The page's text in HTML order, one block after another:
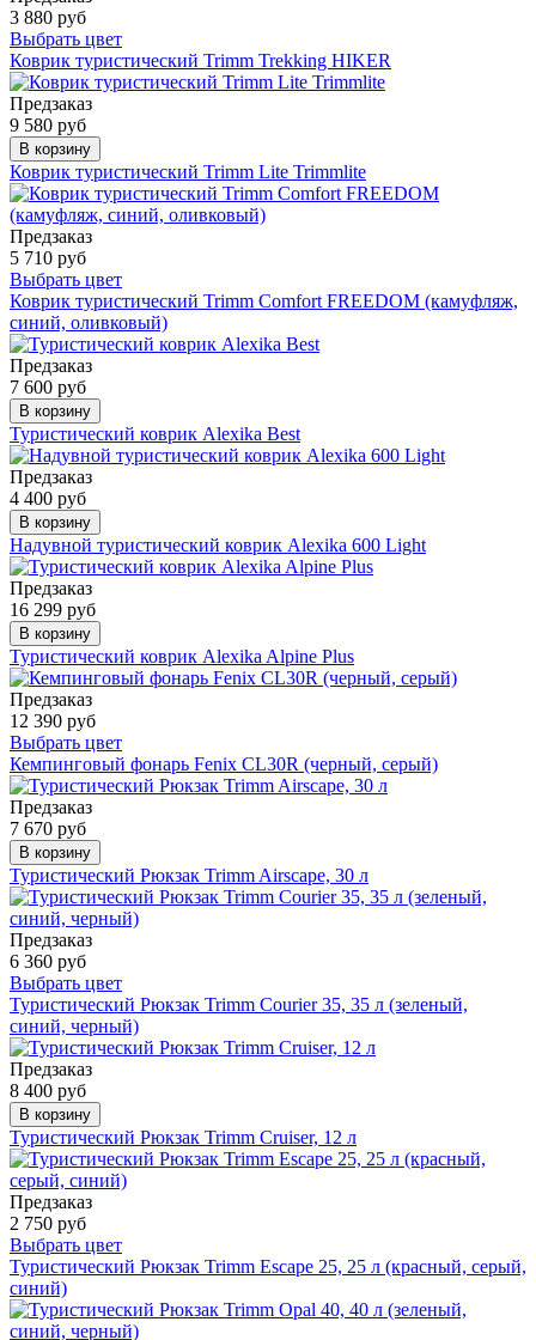
3 880 руб
Выбрать цвет
Коврик туристический Trimm Trekking HIKER
Предзаказ
9 580 руб
В корзину
Коврик туристический Trimm Lite Trimmlite
Предзаказ
5 710 руб
Выбрать цвет
Коврик туристический Trimm Comfort FREEDOM (камуфляж,
синий, оливковый)
Предзаказ
7 600 руб
В корзину
Туристический коврик Alexika Best
Предзаказ
4 400 руб
В корзину
Надувной туристический коврик Alexika 600 Light
Предзаказ
16 299 руб
В корзину
Туристический коврик Alexika Alpine Plus
Предзаказ
12 390 руб
Выбрать цвет
Кемпинговый фонарь Fenix CL30R (черный, серый)
Предзаказ
7 670 руб
В корзину
Туристический Рюкзак Trimm Airscape, 30 л
Предзаказ
6 360 руб
Выбрать цвет
Туристический Рюкзак Trimm Courier 35, 35 л (зеленый,
синий, черный)
Предзаказ
8 400 руб
В корзину
Туристический Рюкзак Trimm Cruiser, 12 л
Предзаказ
2 750 руб
Выбрать цвет
Туристический Рюкзак Trimm Escape 25, 25 л (красный, серый,
синий)